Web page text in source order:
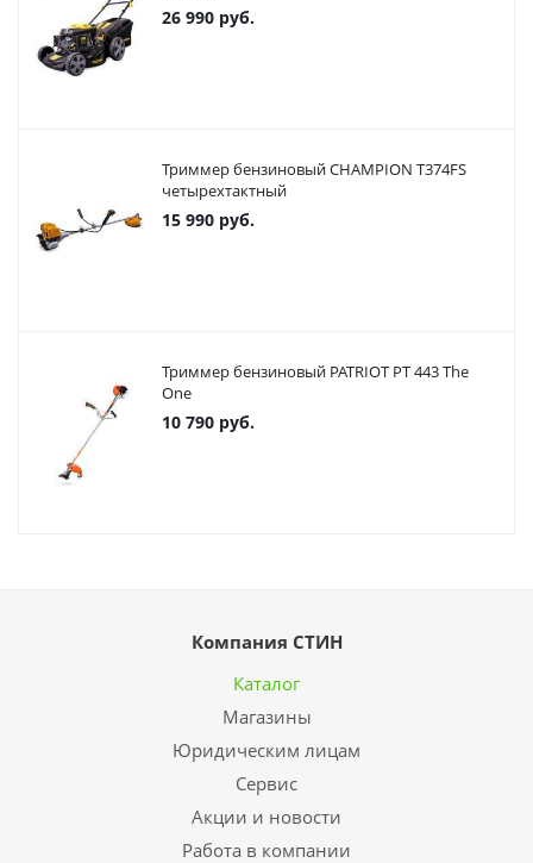
26 990 руб.
Триммер бензиновый CHAMPION T374FS
четырехтактный
15 990 руб.
Триммер бензиновый PATRIOT PT 443 The
One
10 790 руб.
Компания СТИН
Каталог
Магазины
Юридическим лицам
Сервис
Акции и новости
Работа в компании